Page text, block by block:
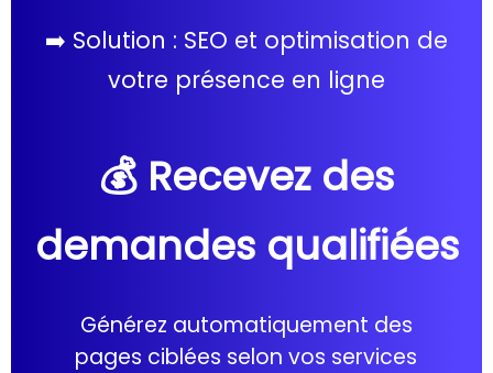
➡️ Solution : SEO et optimisation de
votre présence en ligne
💰 Recevez des
demandes qualifiées
Générez automatiquement des
pages ciblées selon vos services